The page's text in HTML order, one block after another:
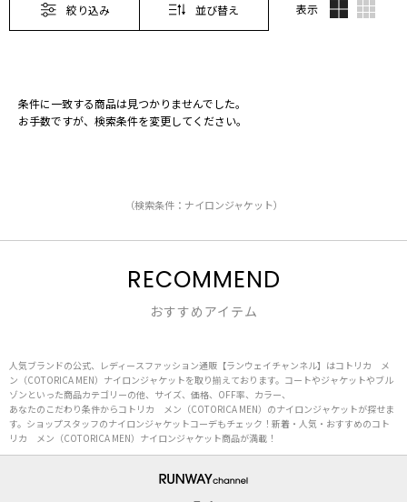
絞り込み 並び替え 表示
条件に一致する商品は見つかりませんでした。
お手数ですが、検索条件を変更してください。
（検索条件：ナイロンジャケット）
RECOMMEND
おすすめアイテム
人気ブランドの公式、レディースファッション通販【ランウェイチャンネル】はコトリカ メ
ン（COTORICA MEN）ナイロンジャケットを取り揃えております。コートやジャケットやブル
ゾンといった商品カテゴリーの他、サイズ、価格、OFF率、カラー、
あなたのこだわり条件からコトリカ メン（COTORICA MEN）のナイロンジャケットが探せま
す。ショップスタッフのナイロンジャケットコーデもチェック！新着・人気・おすすめのコト
リカ メン（COTORICA MEN）ナイロンジャケット商品が満載！